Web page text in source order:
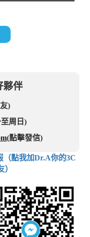
夥伴
)
周日)
(點擊發信)
（點我加Dr.A你的3C